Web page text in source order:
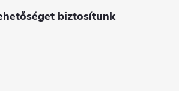
biztosítunk